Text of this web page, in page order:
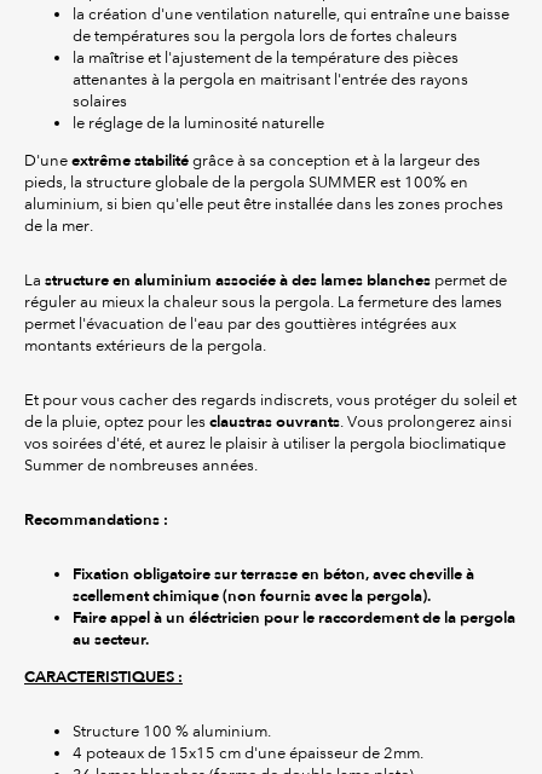
la création d'une ventilation naturelle, qui entraîne une baisse
de températures sou la pergola lors de fortes chaleurs
la maîtrise et l'ajustement de la température des pièces
attenantes à la pergola en maitrisant l'entrée des rayons
solaires
le réglage de la luminosité naturelle
D'une extrême stabilité grâce à sa conception et à la largeur des
pieds, la structure globale de la pergola SUMMER est 100% en
aluminium, si bien qu'elle peut être installée dans les zones proches
de la mer.
La structure en aluminium associée à des lames blanches permet de
réguler au mieux la chaleur sous la pergola. La fermeture des lames
permet l'évacuation de l'eau par des gouttières intégrées aux
montants extérieurs de la pergola.
Et pour vous cacher des regards indiscrets, vous protéger du soleil et
de la pluie, optez pour les claustras ouvrants . Vous prolongerez ainsi
vos soirées d'été, et aurez le plaisir à utiliser la pergola bioclimatique
Summer de nombreuses années.
Recommandations :
Fixation obligatoire sur terrasse en béton, avec cheville à
scellement chimique (non fournis avec la pergola).
Faire appel à un éléctricien pour le raccordement de la pergola
au secteur.
CARACTERISTIQUES :
Structure 100 % aluminium.
4 poteaux de 15x15 cm d'une épaisseur de 2mm.